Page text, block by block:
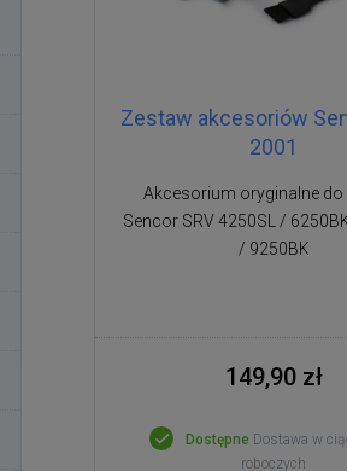
Zestaw akcesoriów
2001
Akcesorium oryginalne do
Sencor SRV 4250SL /
/ 9250BK
149,90 zł
Dostępne Dostawa w
roboczych